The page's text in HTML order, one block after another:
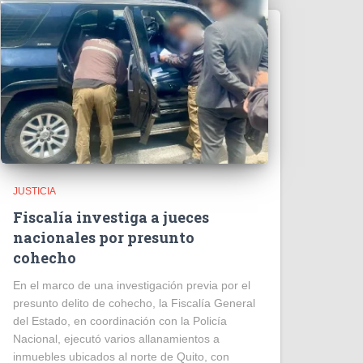
JUSTICIA
Fiscalía investiga a jueces
nacionales por presunto
cohecho
En el marco de una investigación previa por el
presunto delito de cohecho, la Fiscalía General
del Estado, en coordinación con la Policía
Nacional, ejecutó varios allanamientos a
inmuebles ubicados al norte de Quito, con